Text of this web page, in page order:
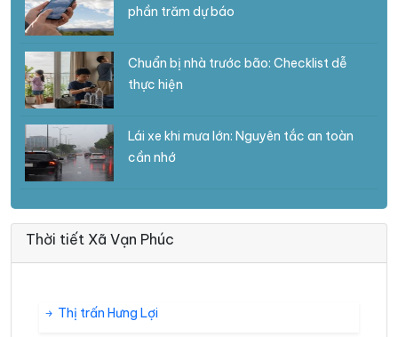
phần trăm dự báo
Chuẩn bị nhà trước bão: Checklist dễ
thực hiện
Lái xe khi mưa lớn: Nguyên tắc an toàn
cần nhớ
Thời tiết Xã Vạn Phúc
Thị trấn Hưng Lợi